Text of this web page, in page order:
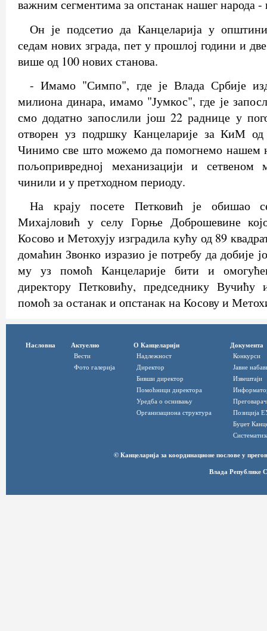
важним сегментима за опстанак нашег народа -
Он је подсетио да Канцеларија у
седам нових зграда, пет у прошлој години и
више од 100 нових станова.
- Имамо "Симпо", где је Влада Србије
милиона динара, имамо "Јумкос", где је
смо додатно запослили још 22 раднице у
отворен уз подршку Канцеларије за КиМ
Чинимо све што можемо да помогнемо нашем
пољопривредној механизацији и сетвеном
чинили и у претходном периоду.
На крају посете Петковић је обишао
Михајловић у селу Горње Доброшевине
Косово и Метохују изградила кућу од 89
домаћин Звонко изразио је потребу да добије
му уз помоћ Канцеларије бити и
директору Петковићу, председнику
помоћ за останак и опстанак на Косову и
Насловна Актуелно
Вести
Фото галерија
О Канцеларији
Надлежност
Директор
Бивши директор
Помоћници директора
Уредба о оснивању
Организациона структура
Документа
Конкурси
Јавне
Извештаји
Позиција
Буџет
© Канцеларија за координационе послове у
Влада Републике